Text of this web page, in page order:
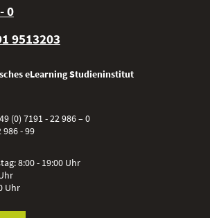
0
9513203
eLearning Studieninstitut
(0) 7191 - 22 986 – 0
986 - 99
8:00 - 19:00 Uhr
Uhr